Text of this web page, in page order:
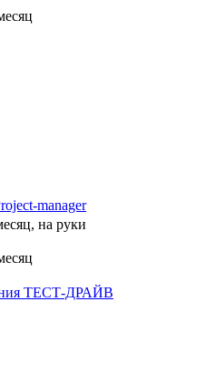
manager
на руки
ТЕСТ-ДРАЙВ